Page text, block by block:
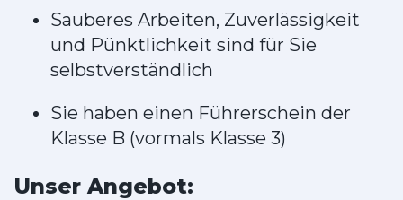
Sauberes Arbeiten, Zuverlässigkeit
und Pünktlichkeit sind für Sie
selbstverständlich
Sie haben einen Führerschein der
Klasse B (vormals Klasse 3)
Unser Angebot: